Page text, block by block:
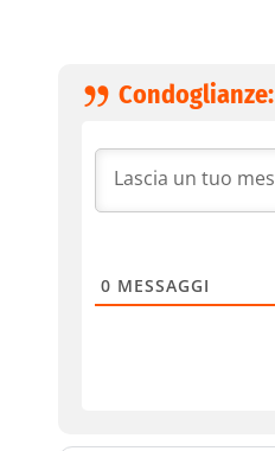
Condoglianze:
0 MESSAGGI